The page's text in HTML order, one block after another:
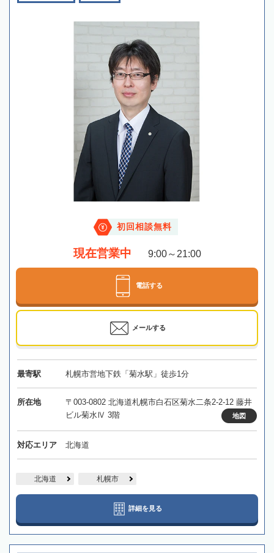
初回相談無料
現在営業中 9:00～21:00
電話する
メールする
最寄駅 札幌市営地下鉄「菊水駅」徒歩1分
所在地
〒003-0802 北海道札幌市白石区菊水二条2-2-12 藤井
ビル菊水Ⅳ 3階
地図
対応エリア 北海道
北海道 札幌市
詳細を見る